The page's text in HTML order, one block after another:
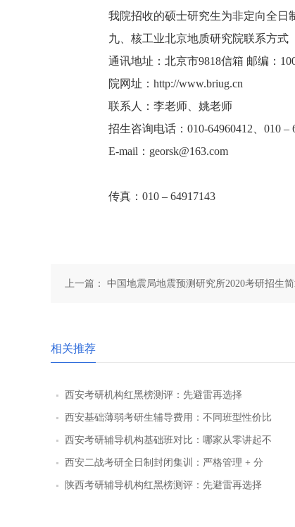
我院招收的硕士研究生为非定向全日制
九、核工业北京地质研究院联系方式
通讯地址：北京市9818信箱 邮编：
院网址：http://www.briug.cn
联系人：李老师、姚老师
招生咨询电话：010-64960412、010 –
E-mail：georsk@163.com
传真：010 – 64917143
上一篇： 中国地震局地震预测研究所2020考研招生
相关推荐
西安考研机构红黑榜测评：先避雷再选择
西安基础薄弱考研生辅导费用：不同班型性价比
对比
西安考研辅导机构基础班对比：哪家从零讲起不
跳步骤
西安二战考研全日制封闭集训：严格管理 + 分
层教学效果实测
陕西考研辅导机构红黑榜测评：先避雷再选择